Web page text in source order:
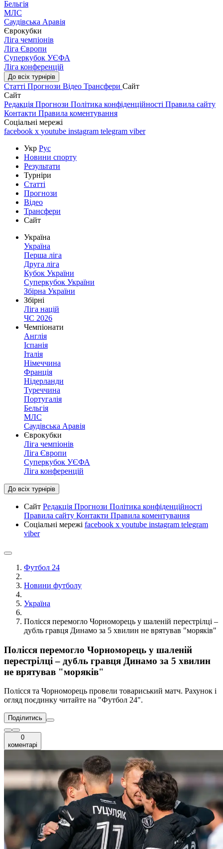
Бельгія
МЛС
Саудівська Аравія
Єврокубки
Ліга чемпіонів
Ліга Європи
Суперкубок УЄФА
Ліга конференцій
До всіх турнірів
Статті Прогнози Відео Трансфери Сайт
Сайт
Редакція Прогнози Політика конфіденційності Правила сайту
Контакти Правила коментування
Соціальні мережі
facebook x youtube instagram telegram viber
Укр Рус
Новини спорту
Результати
Турніри
Статті
Прогнози
Відео
Трансфери
Сайт
Україна
Україна
Перша ліга
Друга ліга
Кубок України
Суперкубок України
Збірна України
Збірні
Ліга націй
ЧС 2026
Чемпіонати
Англія
Іспанія
Італія
Німеччина
Франція
Нідерланди
Туреччина
Португалія
Бельгія
МЛС
Саудівська Аравія
Єврокубки
Ліга чемпіонів
Ліга Європи
Суперкубок УЄФА
Ліга конференцій
До всіх турнірів
Сайт Редакція Прогнози Політика конфіденційності
Правила сайту Контакти Правила коментування
Соціальні мережі facebook x youtube instagram telegram
viber
Футбол 24
Новини футболу
Україна
Полісся перемогло Чорноморець у шаленій перестрілці –
дубль гравця Динамо за 5 хвилин не врятував "моряків"
Полісся перемогло Чорноморець у шаленій
перестрілці – дубль гравця Динамо за 5 хвилин
не врятував "моряків"
Полісся та Чорноморець провели товариський матч. Рахунок і
огляд поєдинку читайте на "Футбол 24".
Поділитись
0
коментарі